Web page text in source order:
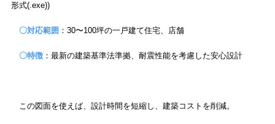
形式(.exe))
〇対応範囲 ：30〜100坪の一戸建て住宅、店舗
〇特徴：最新の建築基準法準拠、耐震性能を考慮した安心設計
この図面を使えば、設計時間を短縮し、建築コストを削減。